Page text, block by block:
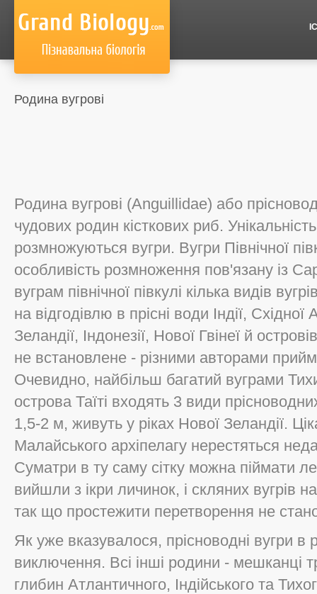
Родина вугрові
Родина вугрові (Anguillidae) або
чудових родин кісткових риб.
розмножуються вугри. Вугри Північної
особливість розмноження пов'язану із
вуграм північної півкулі кілька видів
на відгодівлю в прісні води Індії,
Зеландії, Індонезії, Нової Гвінеї й
не встановлене - різними авторами
Очевидно, найбільш багатий вуграми
острова Таїті входять 3 види
1,5-2 м, живуть у ріках Нової Зеландії.
Малайського архіпелагу нерестяться
Суматри в ту саму сітку можна піймати
вийшли з ікри личинок, і скляних вугрів
так що простежити перетворення не
Як уже вказувалося, прісноводні вугри в
виключення. Всі інші родини - мешканці
глибин Атлантичного, Індійського та